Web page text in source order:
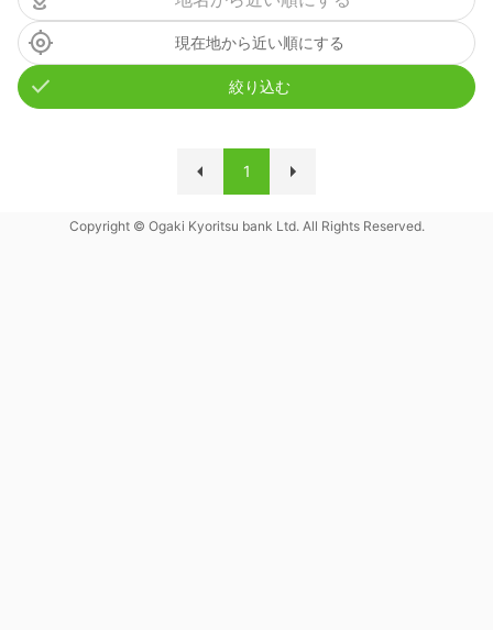
現在地から近い順にする
絞り込む
1
Copyright © Ogaki Kyoritsu bank Ltd. All Rights Reserved.